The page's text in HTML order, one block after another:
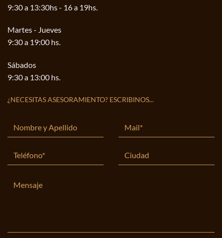
9:30 a 13:30hs - 16 a 19hs.
Martes - Jueves
9:30 a 19:00 hs.
Sábados
9:30 a 13:00 hs.
¿NECESITAS ASESORAMIENTO? ESCRIBINOS...